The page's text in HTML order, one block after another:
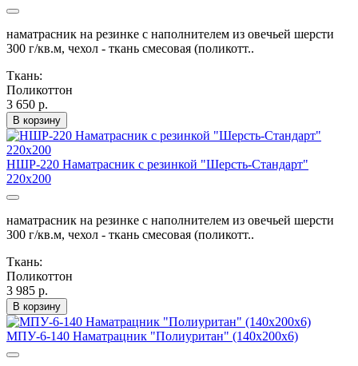
наматрасник на резинке с наполнителем из овечьей шерсти
300 г/кв.м, чехол - ткань смесовая (поликотт..
Ткань:
Поликоттон
3 650 р.
В корзину
НШР-220 Наматрасник с резинкой "Шерсть-Стандарт"
220х200
наматрасник на резинке с наполнителем из овечьей шерсти
300 г/кв.м, чехол - ткань смесовая (поликотт..
Ткань:
Поликоттон
3 985 р.
В корзину
МПУ-6-140 Наматрацник "Полиуритан" (140х200х6)